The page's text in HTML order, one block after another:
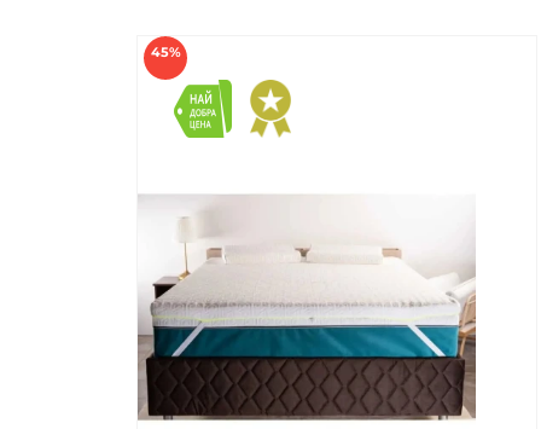
45%